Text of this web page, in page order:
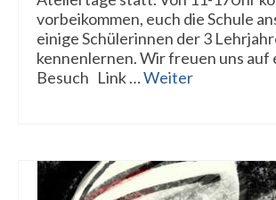
vorbeikommen, euch die Schule
einige Schülerinnen der 3
kennenlernen. Wir freuen uns auf
Besuch Link …Weiter